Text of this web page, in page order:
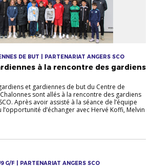
DE BUT | PARTENARIAT ANGERS SCO
à la rencontre des gardiens
et gardiennes de but du Centre de
sont allés à la rencontre des gardiens
Après avoir assisté à la séance de l’équipe
d’échanger avec Hervé Koffi, Melvin
G/F | PARTENARIAT ANGERS SCO